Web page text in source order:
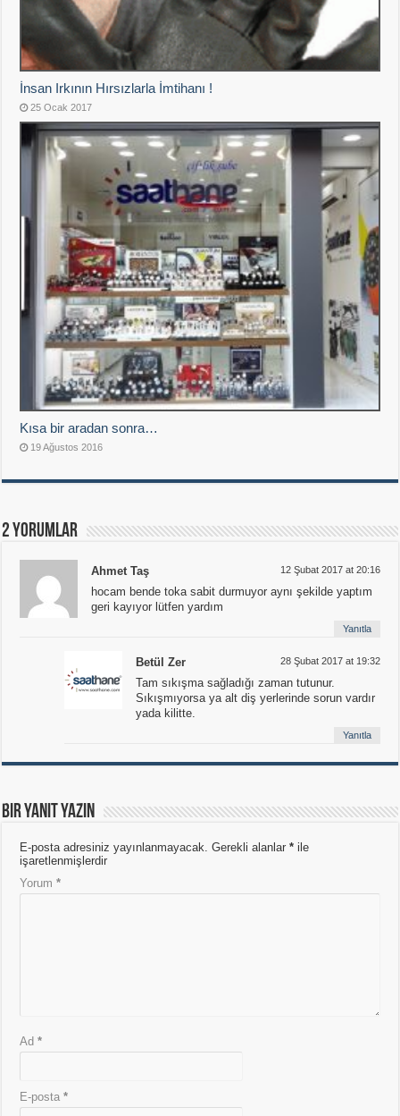
İnsan Irkının Hırsızlarla İmtihanı !
25 Ocak 2017
Kısa bir aradan sonra…
19 Ağustos 2016
2 Yorumlar
Ahmet Taş 12 Şubat 2017 at 20:16
hocam bende toka sabit durmuyor aynı şekilde yaptım
geri kayıyor lütfen yardım
Yanıtla
Betül Zer 28 Şubat 2017 at 19:32
Tam sıkışma sağladığı zaman tutunur.
Sıkışmıyorsa ya alt diş yerlerinde sorun vardır
yada kilitte.
Yanıtla
Bir yanıt yazın
E-posta adresiniz yayınlanmayacak. Gerekli alanlar* ile
işaretlenmişlerdir
Yorum*
Ad*
E-posta*